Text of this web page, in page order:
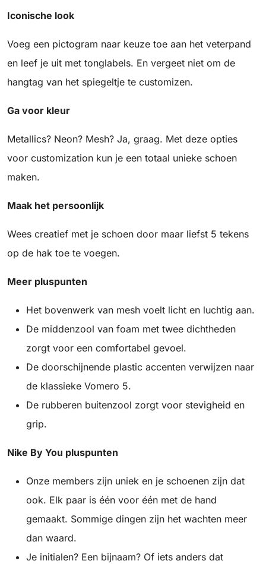
Iconische look
Voeg een pictogram naar keuze toe aan het veterpand
en leef je uit met tonglabels. En vergeet niet om de
hangtag van het spiegeltje te customizen.
Ga voor kleur
Metallics? Neon? Mesh? Ja, graag. Met deze opties
voor customization kun je een totaal unieke schoen
maken.
Maak het persoonlijk
Wees creatief met je schoen door maar liefst 5 tekens
op de hak toe te voegen.
Meer pluspunten
Het bovenwerk van mesh voelt licht en luchtig aan.
De middenzool van foam met twee dichtheden
zorgt voor een comfortabel gevoel.
De doorschijnende plastic accenten verwijzen naar
de klassieke Vomero 5.
De rubberen buitenzool zorgt voor stevigheid en
grip.
Nike By You pluspunten
Onze members zijn uniek en je schoenen zijn dat
ook. Elk paar is één voor één met de hand
gemaakt. Sommige dingen zijn het wachten meer
dan waard.
Je initialen? Een bijnaam? Of iets anders dat